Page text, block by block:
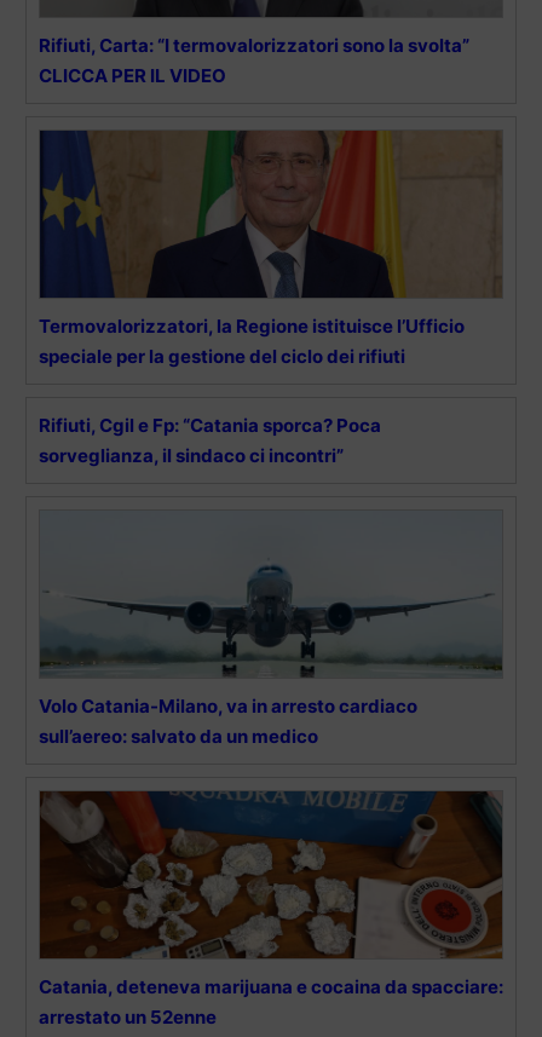
Rifiuti, Carta: “I termovalorizzatori sono la svolta”
CLICCA PER IL VIDEO
Termovalorizzatori, la Regione istituisce l’Ufficio
speciale per la gestione del ciclo dei rifiuti
Rifiuti, Cgil e Fp: “Catania sporca? Poca
sorveglianza, il sindaco ci incontri”
Volo Catania-Milano, va in arresto cardiaco
sull’aereo: salvato da un medico
Catania, deteneva marijuana e cocaina da spacciare:
arrestato un 52enne